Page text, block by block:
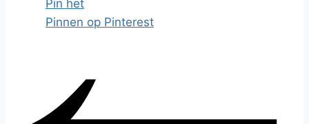
Pin het
Pinnen op Pinterest